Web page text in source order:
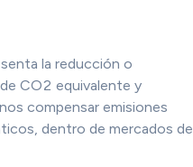
la reducción o
CO2 equivalente y
compensar emisiones
dentro de mercados de